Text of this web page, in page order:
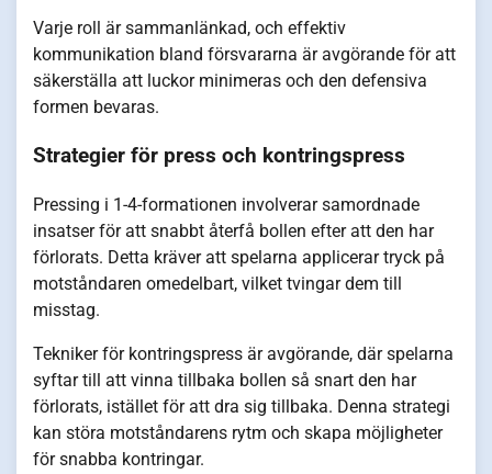
Varje roll är sammanlänkad, och effektiv
kommunikation bland försvararna är avgörande för att
säkerställa att luckor minimeras och den defensiva
formen bevaras.
Strategier för press och kontringspress
Pressing i 1-4-formationen involverar samordnade
insatser för att snabbt återfå bollen efter att den har
förlorats. Detta kräver att spelarna applicerar tryck på
motståndaren omedelbart, vilket tvingar dem till
misstag.
Tekniker för kontringspress är avgörande, där spelarna
syftar till att vinna tillbaka bollen så snart den har
förlorats, istället för att dra sig tillbaka. Denna strategi
kan störa motståndarens rytm och skapa möjligheter
för snabba kontringar.